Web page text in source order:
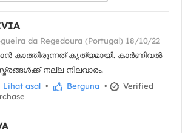
da Regedoura (Portugal) 18/10/22
കാത്തിരുന്നത് കൃത്യമായി. കാർണിവൽ
നല്ല നിലവാരം.
Lihat asal • Berguna •
Verified